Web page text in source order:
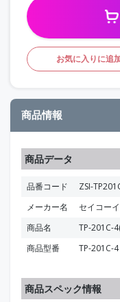
お気に入りに追
商品情報
商品データ
品番コード
ZSI-
メーカー名
セイコー
商品名
TP-201C-
商品型番
TP-201C-4
商品スペック情報